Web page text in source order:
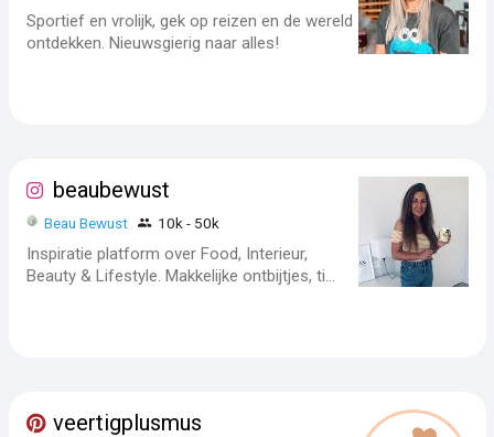
Sportief en vrolijk, gek op reizen en de wereld
ontdekken. Nieuwsgierig naar alles!
beaubewust
Beau Bewust 10k - 50k
Inspiratie platform over Food, Interieur,
Beauty & Lifestyle. Makkelijke ontbijtjes, ti...
veertigplusmus